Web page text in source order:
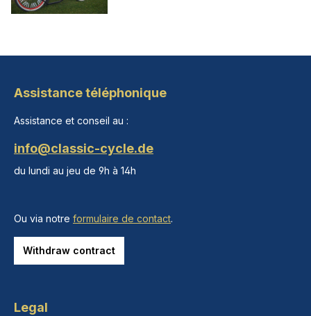
Assistance téléphonique
Assistance et conseil au :
info@classic-cycle.de
du lundi au jeu de 9h à 14h
Ou via notre formulaire de contact.
Withdraw contract
Legal